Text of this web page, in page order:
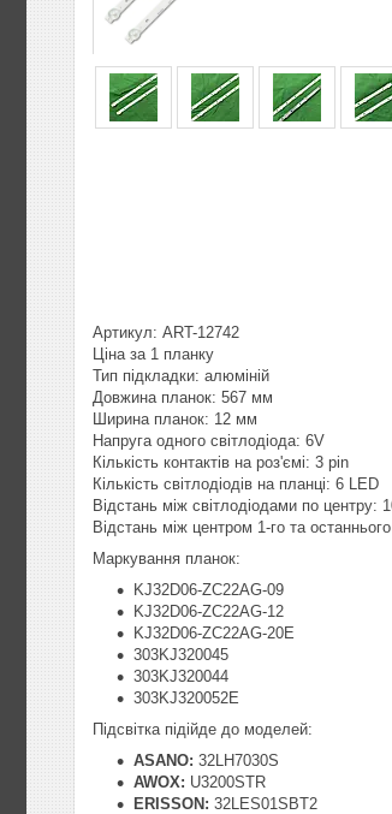
Артикул: ART-12742
Ціна за 1 планку
Тип підкладки: алюміній
Довжина планок: 567 мм
Ширина планок: 12 мм
Напруга одного світлодіода: 6V
Кількість контактів на роз'ємі: 3 pin
Кількість світлодіодів на планці: 6 LED
Відстань між світлодіодами по центру:
Відстань між центром 1-го та
Маркування планок:
KJ32D06-ZC22AG-09
KJ32D06-ZC22AG-12
KJ32D06-ZC22AG-20E
303KJ320045
303KJ320044
303KJ320052E
Підсвітка підійде до моделей:
ASANO: 32LH7030S
AWOX: U3200STR
ERISSON: 32LES01SBT2